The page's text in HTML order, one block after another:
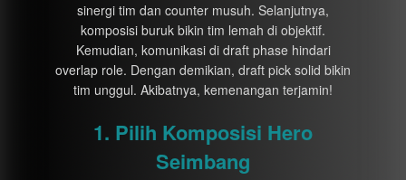
sinergi tim dan counter musuh. Selanjutnya,
komposisi buruk bikin tim lemah di objektif.
Kemudian, komunikasi di draft phase hindari
overlap role. Dengan demikian, draft pick solid bikin
tim unggul. Akibatnya, kemenangan terjamin!
1. Pilih Komposisi Hero
Seimbang